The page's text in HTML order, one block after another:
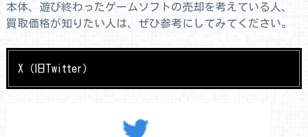
本体、遊び終わったゲームソフトの売却を考えている人、
買取価格が知りたい人は、ぜひ参考にしてみてください。
X（旧Twitter）